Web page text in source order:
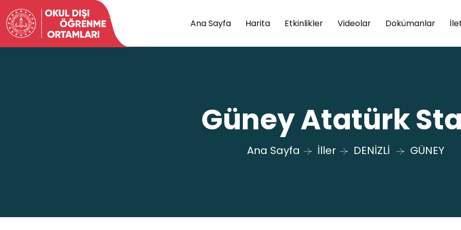
Ana Sayfa Harita Etkinlikler Videolar Dokümanlar
Güney Atatürk
Ana Sayfa İller DENİZLİ GÜNEY